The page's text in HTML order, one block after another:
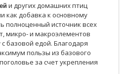
и других домашних птиц
как добавка к основному
полноценный источник всех
микро- и макроэлементов
базовой едой. Благодаря
пользы из базового
за счет укрепления